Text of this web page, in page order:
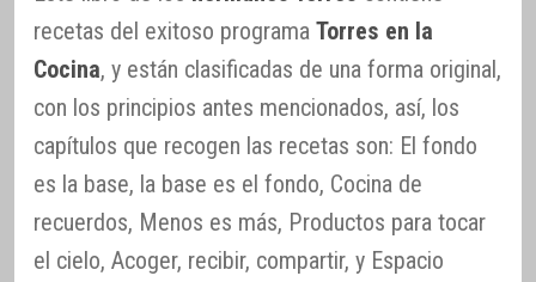
recetas del exitoso programa Torres en la
Cocina, y están clasificadas de una forma original,
con los principios antes mencionados, así, los
capítulos que recogen las recetas son: El fondo
es la base, la base es el fondo, Cocina de
recuerdos, Menos es más, Productos para tocar
el cielo, Acoger, recibir, compartir, y Espacio